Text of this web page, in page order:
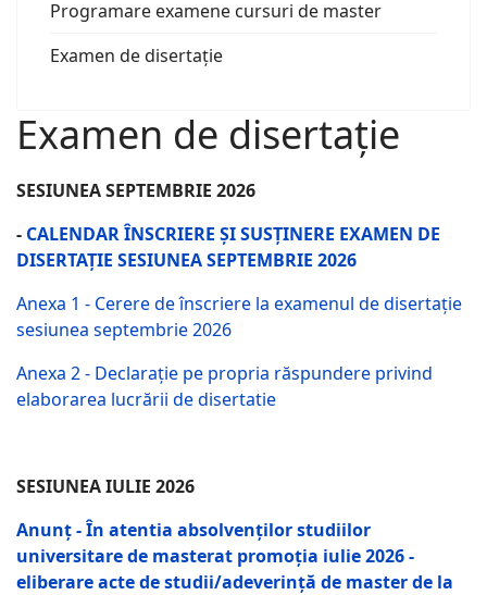
Programare examene cursuri de master
Examen de disertație
Examen de disertație
SESIUNEA SEPTEMBRIE 2026
- CALENDAR ÎNSCRIERE ȘI SUSȚINERE EXAMEN DE
DISERTAȚIE SESIUNEA SEPTEMBRIE 2026
Anexa 1 - Cerere de înscriere la examenul de disertație
sesiunea septembrie 2026
Anexa 2 - Declarație pe propria răspundere privind
elaborarea lucrării de disertatie
SESIUNEA IULIE 2026
Anunț - În atentia absolvenților studiilor
universitare de masterat promoția iulie 2026 -
eliberare acte de studii/adeverință de master de la